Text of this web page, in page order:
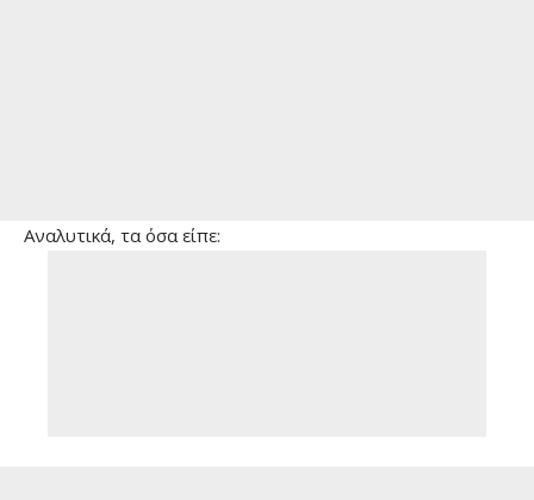
Αναλυτικά, τα όσα είπε: